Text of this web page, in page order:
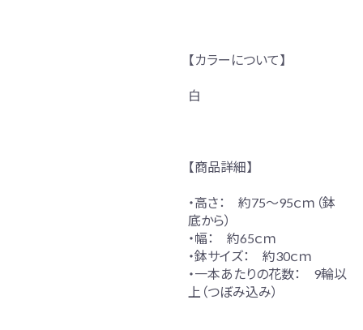
【カラーについて】
白
【商品詳細】
・高さ： 約75～95ｃｍ（鉢
底から）
・幅： 約65ｃｍ
・鉢サイズ： 約30ｃｍ
・一本あたりの花数： 9輪以
上（つぼみ込み）